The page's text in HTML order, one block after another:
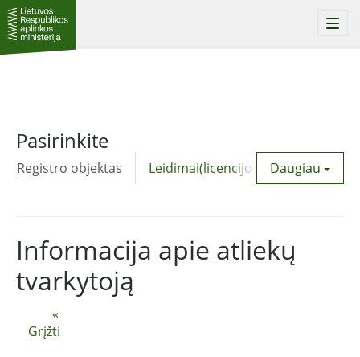
Pasirinkite
Registro objektas Leidimai(licencijos) Daugiau
«
Grįžti
Informacija apie atliekų
tvarkytoją